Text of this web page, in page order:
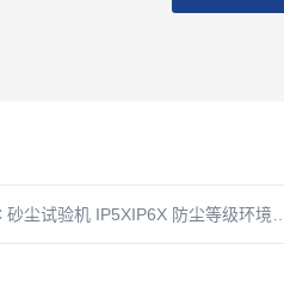
尘试验机 IP5XIP6X 防尘等级环境试验设备